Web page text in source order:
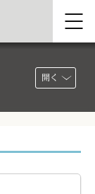
開く